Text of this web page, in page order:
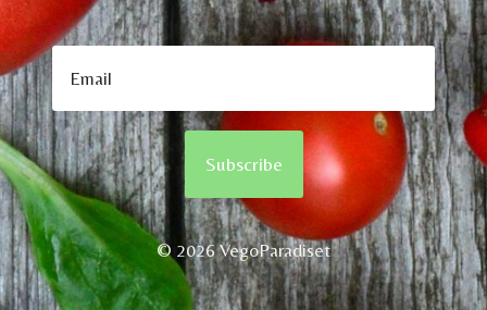
© 2026 VegoParadiset
Subscribe